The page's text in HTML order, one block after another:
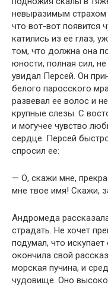
невыразимым
что вот-вот появится
катились из ее глаз,
том, что должна она
юности, полная сил,
увидал Персей. Он
белого паросского
развевал ее волос и
крупные слезы. С
и могучее чувство
сердце. Персей
спросил ее:
— О, скажи мне,
мне твое имя! Скажи,
Андромеда
страдать. Не хочет
подумал, что
окончила свой
морская пучина, и
чудовище. Оно